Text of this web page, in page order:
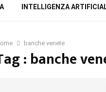
INTELLIGENZA
banche venete
: banche